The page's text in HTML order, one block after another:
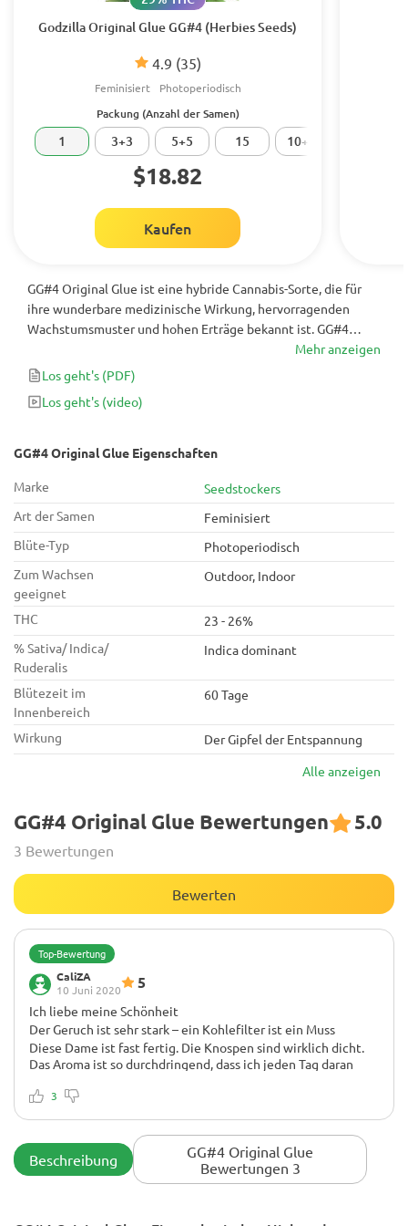
Godzilla Original Glue GG#4 (Herbies Seeds)
4.9 (35)
Feminisiert Photoperiodisch
Packung (Anzahl der Samen)
1 3+3 5+5 15 10+10
$18.82
Kaufen
GG#4 Original Glue ist eine hybride Cannabis-Sorte, die für
ihre wunderbare medizinische Wirkung, hervorragenden
Wachstumsmuster und hohen Erträge bekannt ist. GG#4
Original Glue ist einer der beliebtesten Strains auf dem Markt
und bietet alles, was du dir von einer Cannabis-Sorte
wünschen kannst: hohe Potenz, tollen Geschmack und eine
schnelle Blütezeit!
Mehr anzeigen
Los geht's (PDF)
Los geht's (video)
GG#4 Original Glue Eigenschaften
Marke
Seedstockers
Art der Samen
Feminisiert
Blüte-Typ
Photoperiodisch
Zum Wachsen
geeignet
Outdoor, Indoor
THC
23 - 26%
% Sativa/ Indica/
Ruderalis
Indica dominant
Blütezeit im
Innenbereich
60 Tage
Wirkung
Der Gipfel der Entspannung
Alle anzeigen
GG#4 Original Glue Bewertungen 5.0
3 Bewertungen
Bewerten
Top-Bewertung
CaliZA
10 Juni 2020
5
Ich liebe meine Schönheit
Der Geruch ist sehr stark – ein Kohlefilter ist ein Muss
Diese Dame ist fast fertig. Die Knospen sind wirklich dicht.
Das Aroma ist so durchdringend, dass ich jeden Tag daran
werde mir auf jeden Fall einen Kohlefilter für den nächsten
3
Beschreibung
GG#4 Original Glue
Bewertungen 3